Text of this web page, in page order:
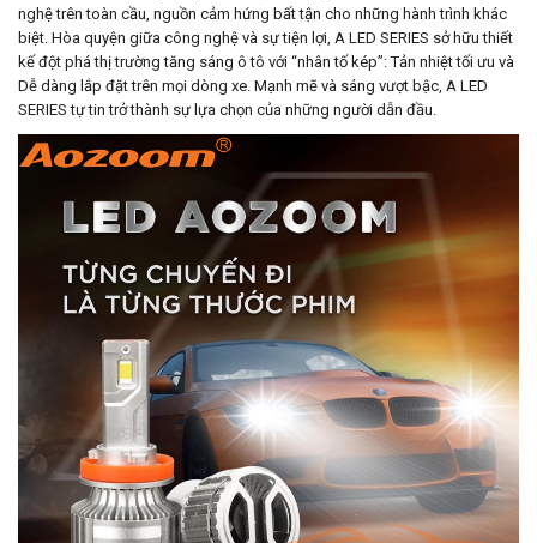
nghệ trên toàn cầu, nguồn cảm hứng bất tận cho những hành trình khác
biệt. Hòa quyện giữa công nghệ và sự tiện lợi, A LED SERIES sở hữu thiết
kế đột phá thị trường tăng sáng ô tô với “nhân tố kép”: Tản nhiệt tối ưu và
Dễ dàng lắp đặt trên mọi dòng xe. Mạnh mẽ và sáng vượt bậc, A LED
SERIES tự tin trở thành sự lựa chọn của những người dẫn đầu.